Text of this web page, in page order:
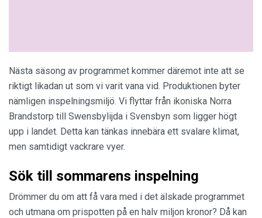
Nästa säsong av programmet kommer däremot inte att se
riktigt likadan ut som vi varit vana vid. Produktionen byter
nämligen inspelningsmiljö. Vi flyttar från ikoniska Norra
Brandstorp till Swensbylijda i Svensbyn som ligger högt
upp i landet. Detta kan tänkas innebära ett svalare klimat,
men samtidigt vackrare vyer.
Sök till sommarens inspelning
Drömmer du om att få vara med i det älskade programmet
och utmana om prispotten på en halv miljon kronor? Då kan